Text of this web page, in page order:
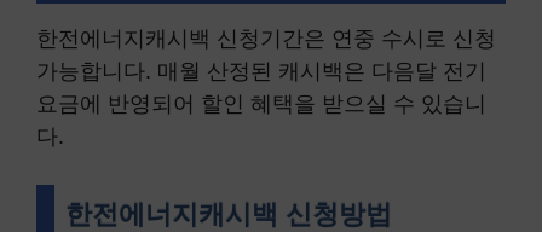
한전에너지캐시백 신청기간은 연중 수시로 신청
가능합니다. 매월 산정된 캐시백은 다음달 전기
요금에 반영되어 할인 혜택을 받으실 수 있습니
다.
한전에너지캐시백 신청방법